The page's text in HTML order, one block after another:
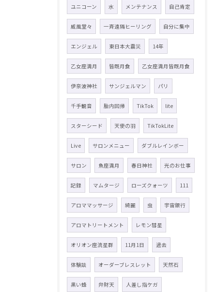
ユニコーン 水 メンテナンス 自己肯定
威風堂々 一斉遠隔ヒーリング 自分に集中
エンジェル 東日本大震災 14年
乙女座満月 皆既月食 乙女座満月皆既月食
伊奈波神社 サンジェルマン パリ
千手観音 胎内回帰 TikTok lite
スターシード 天使の羽 TikTokLite
Live サロンメニュー ダブルレインボー
サロン 魚座満月 春日神社 光のお仕事
記録 マムタージ ローズクォーツ 111
アロママッサージ 綺麗 虫 宇宙銀行
アロマトリートメント レモン彗星
オリオン座流星群 11月1日 過去
体験談 オーダーブレスレット 天然石
黒い蜂 弁財天 人差し指ケガ